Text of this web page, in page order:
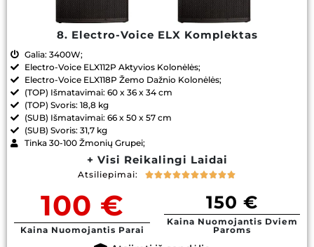
8. Electro-Voice ELX Komplektas
Galia: 3400W;
Electro-Voice ELX112P Aktyvios Kolonėlės;
Electro-Voice ELX118P Žemo Dažnio Kolonėlės;
(TOP) Išmatavimai: 60 x 36 x 34 cm
(TOP) Svoris: 18,8 kg
(SUB) Išmatavimai: 66 x 50 x 57 cm
(SUB) Svoris: 31,7 kg
Tinka 30-100 Žmonių Grupei;
+ Visi Reikalingi Laidai
Atsiliepimai: 
100 €
Kaina Nuomojantis Parai
150 €
Kaina Nuomojantis Dviem
Paroms